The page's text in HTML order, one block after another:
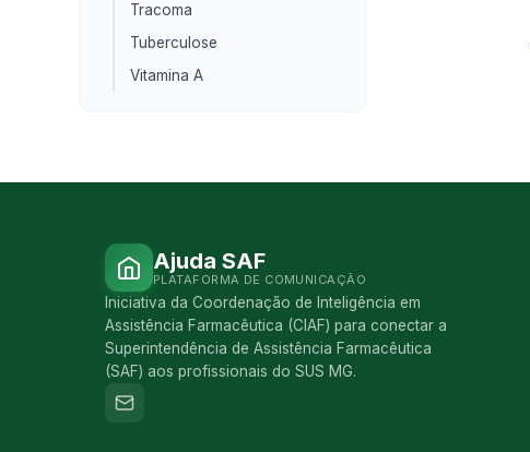
Tracoma
Tuberculose
Vitamina A
Ajuda SAF
PLATAFORMA DE COMUNICAÇÃO
Iniciativa da Coordenação de Inteligência em
Assistência Farmacêutica (CIAF) para conectar a
Superintendência de Assistência Farmacêutica
(SAF) aos profissionais do SUS MG.